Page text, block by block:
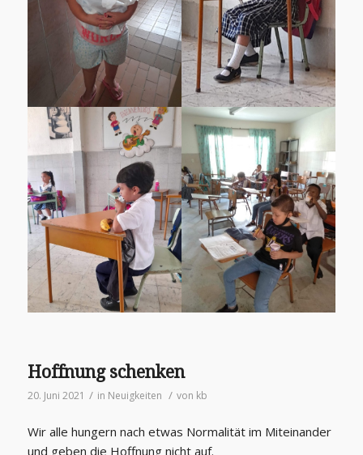
Hoffnung schenken
20. Juni 2021 / in Neuigkeiten / von kb
Wir alle hungern nach etwas Normalität im Miteinander
und geben die Hoffnung nicht auf.